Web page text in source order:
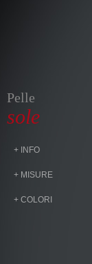
Pelle
sole
+ INFO
+ MISURE
+ COLORI